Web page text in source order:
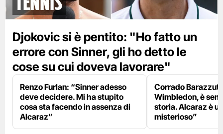
Djokovic si è pentito: "Ho fatto un
errore con Sinner, gli ho detto le
cose su cui doveva lavorare"
Renzo Furlan: “Sinner adesso
deve decidere. Mi ha stupito
cosa sta facendo in assenza di
Alcaraz”
Corrado
Wimbledon, è
storia. Alcaraz è
misterioso”